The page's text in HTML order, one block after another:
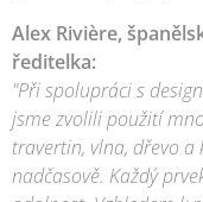
Alex Rivière,
ředitelka:
"Při spolupráci s
jsme zvolili použití
travertin, vlna, dřevo a
nadčasově. Každý